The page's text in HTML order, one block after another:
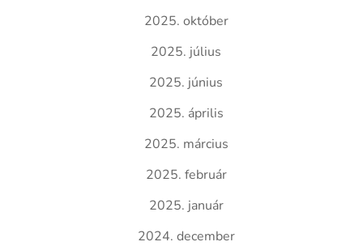
2025. október
2025. július
2025. június
2025. április
2025. március
2025. február
2025. január
2024. december